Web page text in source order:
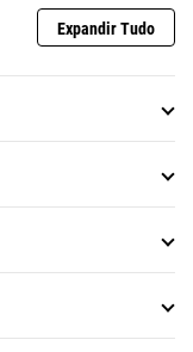
Expandir Tudo